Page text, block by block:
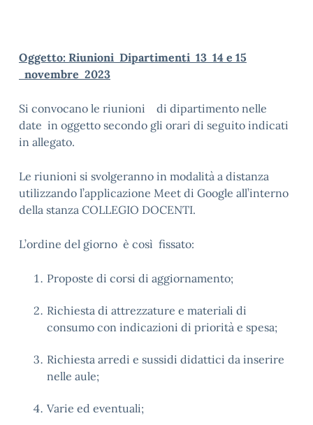
Oggetto: Riunioni Dipartimenti 13 14 e 15
novembre 2023
Si convocano le riunioni di dipartimento nelle
date in oggetto secondo gli orari di seguito indicati
in allegato.
Le riunioni si svolgeranno in modalità a distanza
utilizzando l’applicazione Meet di Google all’interno
della stanza COLLEGIO DOCENTI.
L’ordine del giorno è così fissato:
Proposte di corsi di aggiornamento;
Richiesta di attrezzature e materiali di
consumo con indicazioni di priorità e spesa;
Richiesta arredi e sussidi didattici da inserire
nelle aule;
Varie ed eventuali;